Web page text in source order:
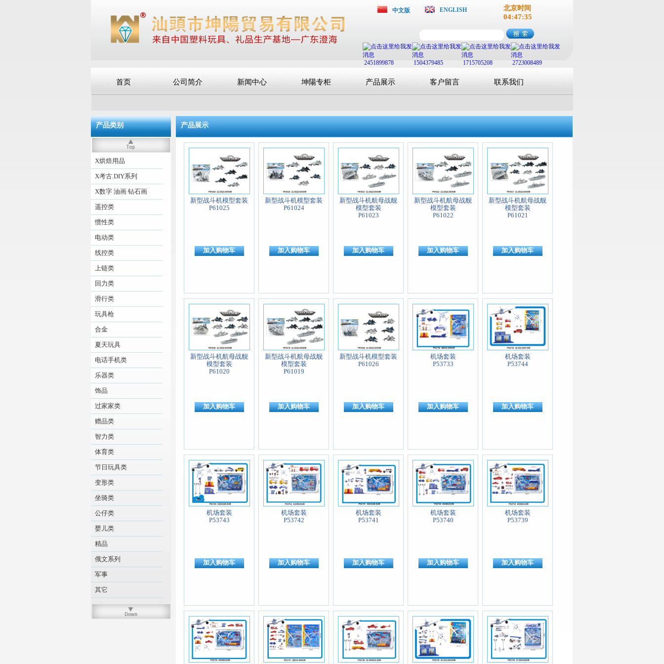
中文版 ENGLISH 北京时间
04:47:36
2451899878 1504379485 1715705208 2723008489
首页 公司简介 新闻中心 坤陽专柜 产品展示 客户留言 联系我们
产品类别
X烘焙用品
X考古.DIY系列
X数字 油画 钻石画
遥控类
惯性类
电动类
线控类
上链类
回力类
滑行类
玩具枪
合金
夏天玩具
电话手机类
乐器类
饰品
过家家类
赠品类
智力类
体育类
节日玩具类
变形类
坐骑类
公仔类
婴儿类
精品
俄文系列
军事
其它
产品展示
新型战斗机模型套装
P61025
加入购物车
新型战斗机模型套装
P61024
加入购物车
新型战斗机航母战舰
模型套装
P61023
加入购物车
新型战斗机航母战舰
模型套装
P61022
加入购物车
新型战斗机航母战舰
模型套装
P61021
加入购物车
新型战斗机航母战舰
模型套装
P61020
加入购物车
新型战斗机航母战舰
模型套装
P61019
加入购物车
新型战斗机模型套装
P61026
加入购物车
机场套装
P53733
加入购物车
机场套装
P53744
加入购物车
机场套装
P53743
加入购物车
机场套装
P53742
加入购物车
机场套装
P53741
加入购物车
机场套装
P53740
加入购物车
机场套装
P53739
加入购物车